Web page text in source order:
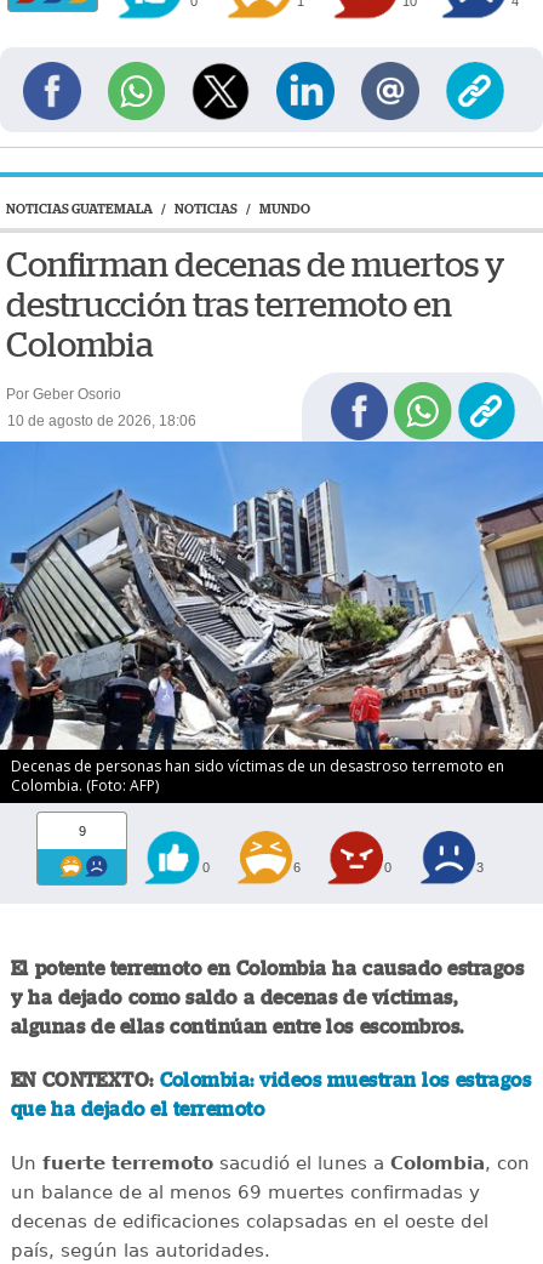
NOTICIAS GUATEMALA / NOTICIAS / MUNDO
Confirman decenas de muertos y
destrucción tras terremoto en
Colombia
Por Geber Osorio
10 de agosto de 2026, 18:06
Decenas de personas han sido víctimas de un desastroso terremoto en
Colombia. (Foto: AFP)
9
0 6 0 3
El potente terremoto en Colombia ha causado estragos
y ha dejado como saldo a decenas de víctimas,
algunas de ellas continúan entre los escombros.
EN CONTEXTO:Colombia: videos muestran los estragos
que ha dejado el terremoto
Un fuerte terremotosacudió el lunes a Colombia, con
un balance de al menos 69 muertes confirmadas y
decenas de edificaciones colapsadas en el oeste del
país, según las autoridades.